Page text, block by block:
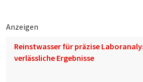
Anzeigen
Reinstwasser für präzise
verlässliche Ergebnisse